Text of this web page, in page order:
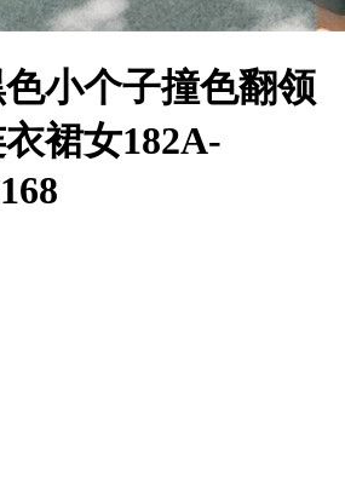
小个子撞色翻领
裙女182A-